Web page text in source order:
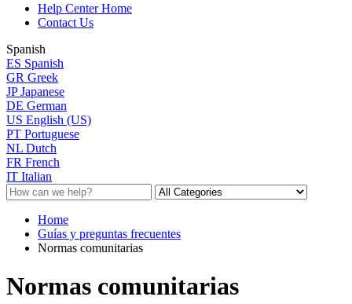
Help Center Home
Contact Us
Spanish
ES Spanish
GR Greek
JP Japanese
DE German
US English (US)
PT Portuguese
NL Dutch
FR French
IT Italian
Home
Guías y preguntas frecuentes
Normas comunitarias
Normas comunitarias